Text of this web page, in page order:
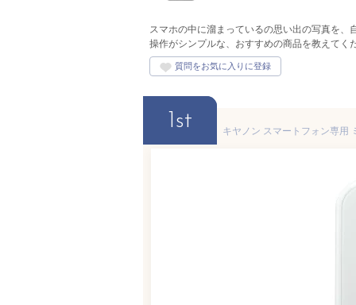
スマホの中に溜まっているの思い出の写真を
操作がシンプルな、おすすめの商品を教えてく
1st